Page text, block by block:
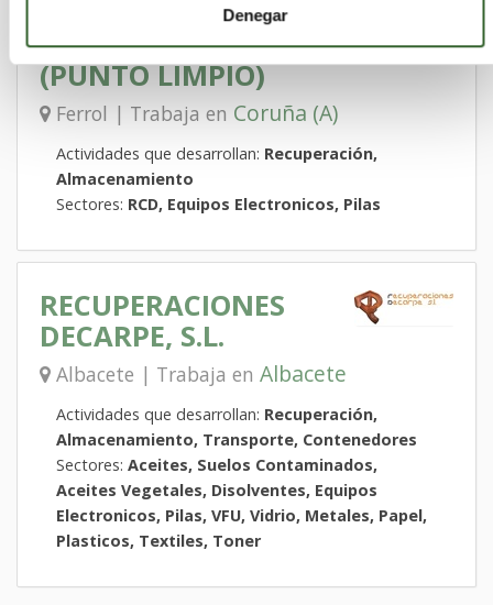
Denegar
RECINOR - FERROL
(PUNTO LIMPIO)
Ferrol | Trabaja en Coruña (A)
Actividades que desarrollan: Recuperación,
Almacenamiento
Sectores: RCD, Equipos Electronicos, Pilas
RECUPERACIONES
DECARPE, S.L.
Albacete | Trabaja en Albacete
Actividades que desarrollan: Recuperación,
Almacenamiento, Transporte, Contenedores
Sectores: Aceites, Suelos Contaminados,
Aceites Vegetales, Disolventes, Equipos
Electronicos, Pilas, VFU, Vidrio, Metales, Papel,
Plasticos, Textiles, Toner